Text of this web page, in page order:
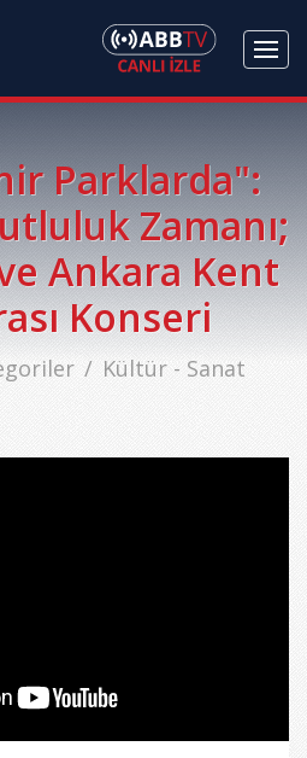
Parklarda":
Zamanı;
Ankara Kent
Konseri
Kültür - Sanat